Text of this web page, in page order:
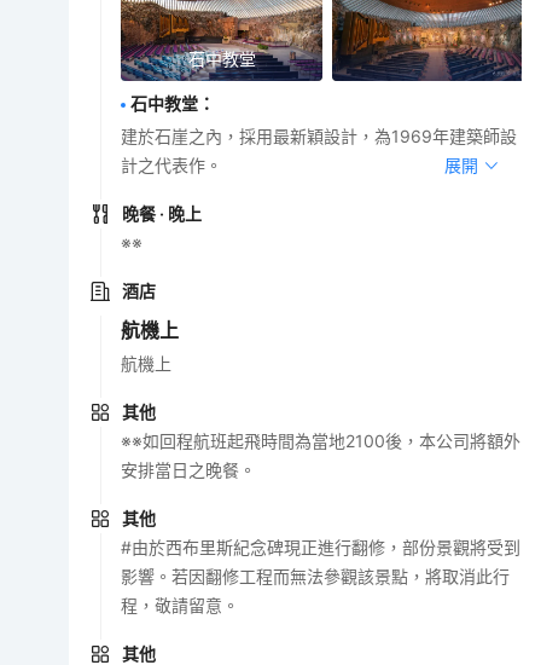
石中教堂
石中教堂 ：
建於石崖之內，採用最新穎設計，為1969年建築師設
計之代表作。
展開
晚餐 · 晚上
※※
酒店
航機上
航機上
其他
※※如回程航班起飛時間為當地2100後，本公司將額外
安排當日之晚餐。
其他
#由於西布里斯紀念碑現正進行翻修，部份景觀將受到
影響。若因翻修工程而無法參觀該景點，將取消此行
程，敬請留意。
其他